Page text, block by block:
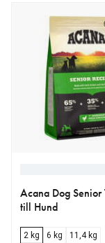
Acana Dog Senior
till Hund
2 kg 6 kg 11,4 kg